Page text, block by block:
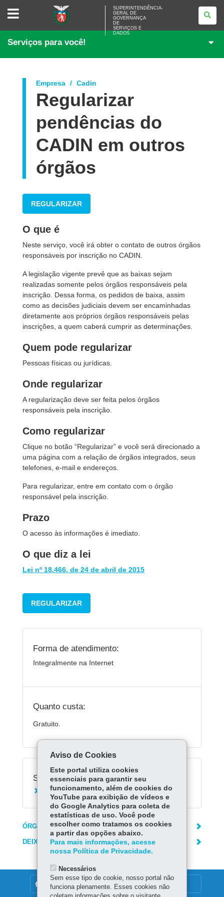
SUPERINTENDÊNCIA-
<BR>GOVERNANÇA
SERVIÇOS
DADOS
SUPERINTENDÊNCIA-
GERAL DE
GOVERNANÇA
DE
SERVIÇOS E
DADOS
Serviços para você!
Empresa Cadin
Regularizar
pendências do
CADIN em outros
órgãos
REGULARIZAR
O que é
Neste serviço, você irá obter o contato de outros órgãos
responsáveis por inscrição no CADIN.
A legislação vigente prevê que as baixas sejam
realizadas somente pelos órgãos responsáveis pela
inscrição. Dessa forma, os pedidos de baixa, assim
como as decisões judiciais devem ser encaminhadas
diretamente aos próprios órgãos responsáveis pelas
inscrições, a quem caberá cumprir as determinações.
Quem pode regularizar
Pessoas físicas ou jurídicas.
Onde regularizar
A regularização deve ser feita pelos órgãos
responsáveis pela inscrição.
Como regularizar
Clique no botão “Regularizar” e você será direcionado a
uma página com a relação de órgãos integrados, seus
telefones, e-mail e endereços.
Para regularizar, entre em contato com o órgão
responsável pela inscrição.
Prazo
O acesso às informações é imediato.
O que diz a lei
Lei nº 18.466, de 24 de abril de 2015
REGULARIZAR
Forma de atendimento:
Integralmente na Internet
Quanto custa:
Gratuito.
Serviços Relacionados:
Consultar valores das pendências no CADIN
ÓRGÃO RESPONSÁVEL
DEIXE SUA OPINIÃO
DENUNCIE CORRUPÇÃO
Aviso de Cookies
Este portal utiliza cookies
essenciais para garantir seu
funcionamento, além de cookies do
YouTube para exibição de vídeos e
do Google Analytics para coleta de
estatísticas de uso. Você pode
escolher como tratamos os cookies
a partir das opções abaixo.
Para mais informações, acesse
nossa Política de Privacidade.
Necessários
Sem esse tipo de cookie, nosso portal não
funciona plenamente. Esses cookies não